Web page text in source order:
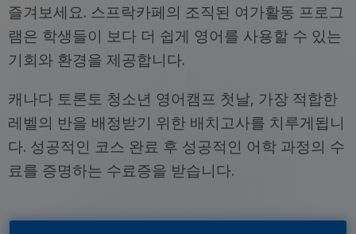
즐겨보세요. 스프락카페의 조직된 여가활동 프로그
램은 학생들이 보다 더 쉽게 영어를 사용할 수 있는
기회와 환경을 제공합니다.
캐나다 토론토 청소년 영어캠프 첫날, 가장 적합한
레벨의 반을 배정받기 위한 배치고사를 치루게됩니
다. 성공적인 코스 완료 후 성공적인 어학 과정의 수
료를 증명하는 수료증을 받습니다.